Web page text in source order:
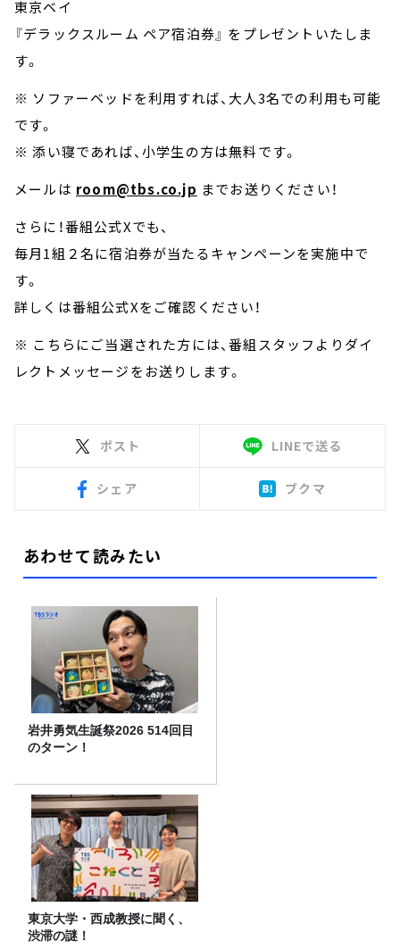
東京ベイ
『デラックスルーム ペア宿泊券』 をプレゼントいたしま
す。
※ ソファーベッドを利用すれば、大人3名での利用も可能
です。
※ 添い寝であれば、小学生の方は無料です。
メールは room@tbs.co.jp までお送りください！
さらに！番組公式Xでも、
毎月1組２名に宿泊券が当たるキャンペーンを実施中で
す。
詳しくは番組公式Xをご確認ください！
※ こちらにご当選された方には、番組スタッフよりダイ
レクトメッセージをお送りします。
ポスト LINEで送る
シェア ブクマ
あわせて読みたい
岩井勇気生誕祭2026 514回目
のターン！
東京大学・西成教授に聞く、
渋滞の謎！